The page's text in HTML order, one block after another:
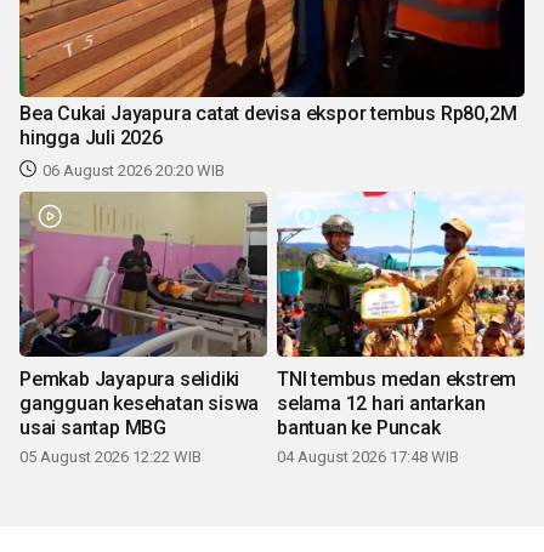
Bea Cukai Jayapura catat devisa ekspor tembus Rp80,2M
hingga Juli 2026
06 August 2026 20:20 WIB
Pemkab Jayapura selidiki
gangguan kesehatan siswa
usai santap MBG
05 August 2026 12:22 WIB
TNI tembus medan ekstrem
selama 12 hari antarkan
bantuan ke Puncak
04 August 2026 17:48 WIB